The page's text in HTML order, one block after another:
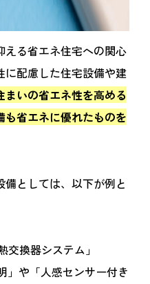
る省エネ住宅への関心
に配慮した住宅設備や建
まいの省エネ性を高める
省エネに優れたものを
としては、以下が例と
換器システム」
」や「人感センサー付き